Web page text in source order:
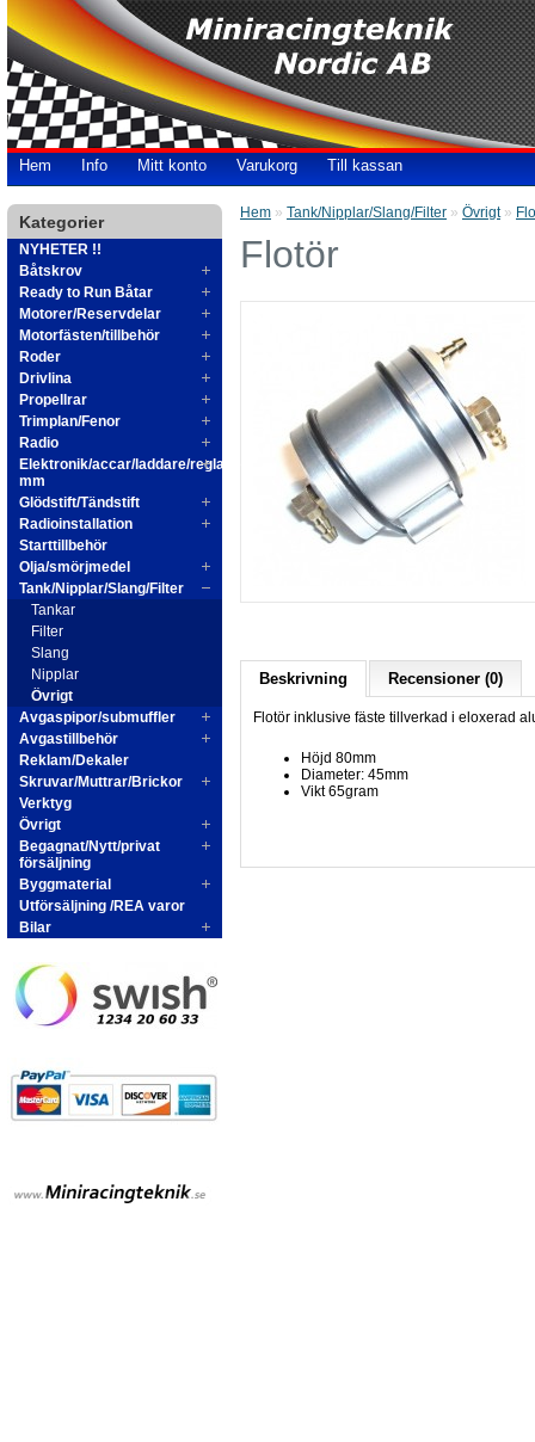
Hem Info Mitt konto Varukorg Till kassan
Kategorier
NYHETER !!
Båtskrov
Ready to Run Båtar
Motorer/Reservdelar
Motorfästen/tillbehör
Roder
Drivlina
Propellrar
Trimplan/Fenor
Radio
Elektronik/accar/laddare/reglage
mm
Glödstift/Tändstift
Radioinstallation
Starttillbehör
Olja/smörjmedel
Tank/Nipplar/Slang/Filter
Tankar
Filter
Slang
Nipplar
Övrigt
Avgaspipor/submuffler
Avgastillbehör
Reklam/Dekaler
Skruvar/Muttrar/Brickor
Verktyg
Övrigt
Begagnat/Nytt/privat
försäljning
Byggmaterial
Utförsäljning /REA varor
Bilar
Hem » Tank/Nipplar/Slang/Filter » Övrigt»
Flotör
Beskrivning Recensioner (0)
Flotör inklusive fäste tillverkad i eloxerad
Höjd 80mm
Diameter: 45mm
Vikt 65gram